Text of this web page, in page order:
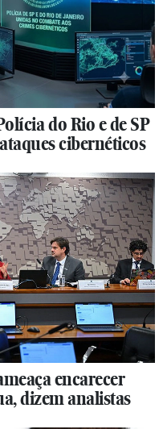
do Rio e de SP
cibernéticos
encarecer
dizem analistas